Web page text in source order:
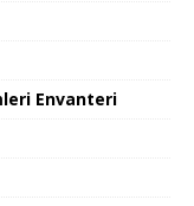
Envanteri